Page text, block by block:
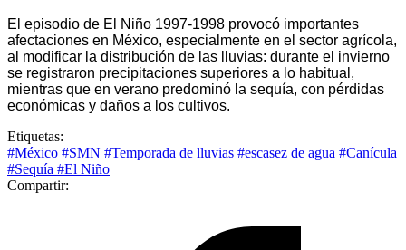
El episodio de El Niño 1997-1998 provocó importantes
afectaciones en México, especialmente en el sector agrícola,
al modificar la distribución de las lluvias: durante el invierno
se registraron precipitaciones superiores a lo habitual,
mientras que en verano predominó la sequía, con pérdidas
económicas y daños a los cultivos.
Etiquetas:
#México #SMN #Temporada de lluvias #escasez de agua #Canícula
#Sequía #El Niño
Compartir: